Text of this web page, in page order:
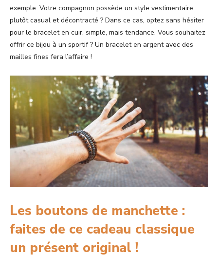
exemple. Votre compagnon possède un style vestimentaire
plutôt casual et décontracté ? Dans ce cas, optez sans hésiter
pour le bracelet en cuir, simple, mais tendance. Vous souhaitez
offrir ce bijou à un sportif ? Un bracelet en argent avec des
mailles fines fera l’affaire !
Les boutons de manchette :
faites de ce cadeau classique
un présent original !